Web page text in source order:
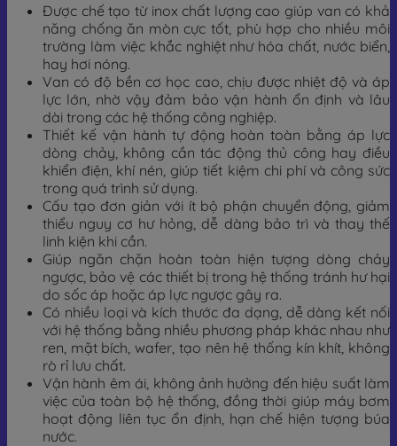
Được chế tạo từ inox chất lượng cao giúp van có khả
năng chống ăn mòn cực tốt, phù hợp cho nhiều môi
trường làm việc khắc nghiệt như hóa chất, nước biển,
hay hơi nóng.
Van có độ bền cơ học cao, chịu được nhiệt độ và áp
lực lớn, nhờ vậy đảm bảo vận hành ổn định và lâu
dài trong các hệ thống công nghiệp.
Thiết kế vận hành tự động hoàn toàn bằng áp lực
dòng chảy, không cần tác động thủ công hay điều
khiển điện, khí nén, giúp tiết kiệm chi phí và công sức
trong quá trình sử dụng.
Cấu tạo đơn giản với ít bộ phận chuyển động, giảm
thiểu nguy cơ hư hỏng, dễ dàng bảo trì và thay thế
linh kiện khi cần.
Giúp ngăn chặn hoàn toàn hiện tượng dòng chảy
ngược, bảo vệ các thiết bị trong hệ thống tránh hư hại
do sốc áp hoặc áp lực ngược gây ra.
Có nhiều loại và kích thước đa dạng, dễ dàng kết nối
với hệ thống bằng nhiều phương pháp khác nhau như
ren, mặt bích, wafer, tạo nên hệ thống kín khít, không
rò rỉ lưu chất.
Vận hành êm ái, không ảnh hưởng đến hiệu suất làm
việc của toàn bộ hệ thống, đồng thời giúp máy bơm
hoạt động liên tục ổn định, hạn chế hiện tượng búa
nước.